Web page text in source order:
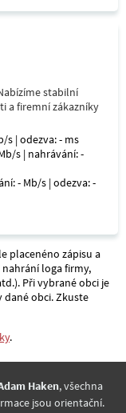
stabilní
a firemní zákazníky
s | odezva: - ms
s | nahrávání: -
- Mb/s | odezva: -
placenéno zápisu a
loga firmy,
Při vybrané obci je
obci. Zkuste
.
Haken, všechna
jsou orientační.